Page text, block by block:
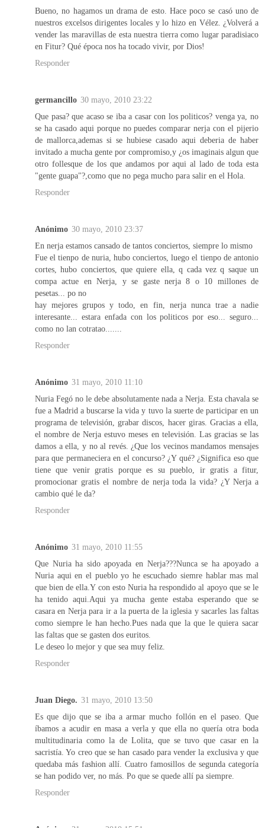
Bueno, no hagamos un drama de esto. Hace poco se casó uno de
nuestros excelsos dirigentes locales y lo hizo en Vélez. ¿Volverá a
vender las maravillas de esta nuestra tierra como lugar paradisiaco
en Fitur? Qué época nos ha tocado vivir, por Dios!
Responder
germancillo 30 mayo, 2010 23:22
Que pasa? que acaso se iba a casar con los politicos? venga ya, no
se ha casado aqui porque no puedes comparar nerja con el pijerio
de mallorca,ademas si se hubiese casado aqui deberia de haber
invitado a mucha gente por compromiso,y ¿os imaginais algun que
otro follesque de los que andamos por aqui al lado de toda esta
"gente guapa"?,como que no pega mucho para salir en el Hola.
Responder
Anónimo 30 mayo, 2010 23:37
En nerja estamos cansado de tantos conciertos, siempre lo mismo
Fue el tienpo de nuria, hubo conciertos, luego el tienpo de antonio
cortes, hubo conciertos, que quiere ella, q cada vez q saque un
compa actue en Nerja, y se gaste nerja 8 o 10 millones de
pesetas... po no
hay mejores grupos y todo, en fin, nerja nunca trae a nadie
interesante... estara enfada con los politicos por eso... seguro...
como no lan cotratao.......
Responder
Anónimo 31 mayo, 2010 11:10
Nuria Fegó no le debe absolutamente nada a Nerja. Esta chavala se
fue a Madrid a buscarse la vida y tuvo la suerte de participar en un
programa de televisión, grabar discos, hacer giras. Gracias a ella,
el nombre de Nerja estuvo meses en televisión. Las gracias se las
damos a ella, y no al revés. ¿Que los vecinos mandamos mensajes
para que permaneciera en el concurso? ¿Y qué? ¿Significa eso que
tiene que venir gratis porque es su pueblo, ir gratis a fitur,
promocionar gratis el nombre de nerja toda la vida? ¿Y Nerja a
cambio qué le da?
Responder
Anónimo 31 mayo, 2010 11:55
Que Nuria ha sido apoyada en Nerja???Nunca se ha apoyado a
Nuria aqui en el pueblo yo he escuchado siemre hablar mas mal
que bien de ella.Y con esto Nuria ha respondido al apoyo que se le
ha tenido aqui.Aqui ya mucha gente estaba esperando que se
casara en Nerja para ir a la puerta de la iglesia y sacarles las faltas
como siempre le han hecho.Pues nada que la que le quiera sacar
las faltas que se gasten dos euritos.
Le deseo lo mejor y que sea muy feliz.
Responder
Juan Diego. 31 mayo, 2010 13:50
Es que dijo que se iba a armar mucho follón en el paseo. Que
íbamos a acudir en masa a verla y que ella no quería otra boda
multitudinaria como la de Lolita, que se tuvo que casar en la
sacristía. Yo creo que se han casado para vender la exclusiva y que
quedaba más fashion allí. Cuatro famosillos de segunda categoría
se han podido ver, no más. Po que se quede allí pa siempre.
Responder